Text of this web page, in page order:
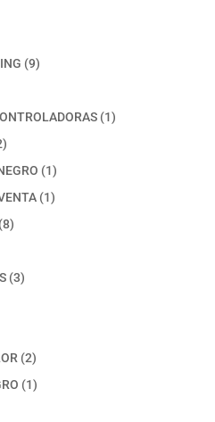
99
11
2
productos
11
producto
11
88
33
22
productos
11